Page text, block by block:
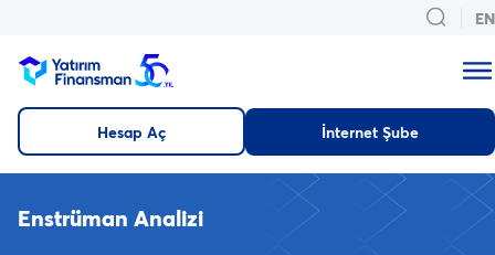
EN
Hesap Aç İnternet Şube
Enstrüman Analizi